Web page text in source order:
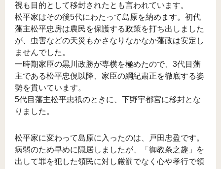
視も目的として移封されたとも言われています。
松平家はその後5代にわたって島原を納めます。初代
藩主松平忠房は農民を保護する政策を打ち出しました
が、虫害などの天災もかさなりなかなか藩政は安定し
ませんでした。
一時期家臣の黒川政勝が専横を極めたので、3代目藩
主である松平忠俔以降、家臣の綱紀粛正を徹底する姿
勢を貫いています。
5代目藩主松平忠祇のときに、下野宇都宮に移封とな
りました。
松平家に変わって島原に入ったのは、戸田忠盈です。
病弱のため早めに隠居しましたが、「御教条之趣」を
出して罪を犯した領民に対し厳罰でなく心や孝行で領